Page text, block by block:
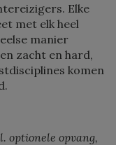
Elke
met elk heel
manier
zacht en hard,
komen
optionele opvang,